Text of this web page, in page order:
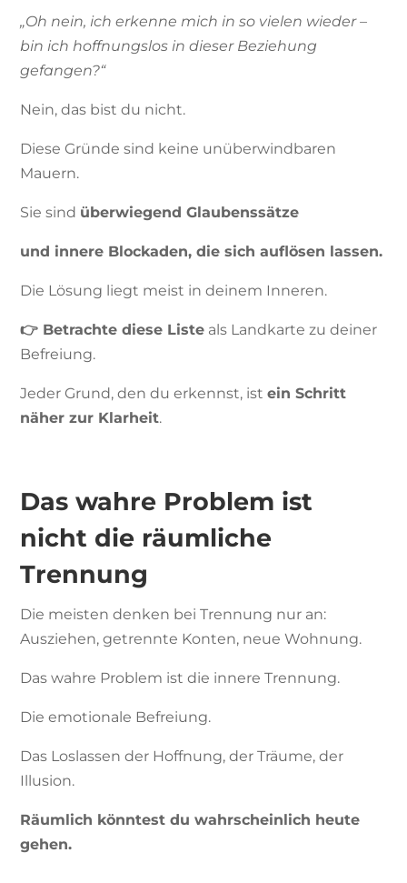
„Oh nein, ich erkenne mich in so vielen wieder –
bin ich hoffnungslos in dieser Beziehung
gefangen?“
Nein, das bist du nicht.
Diese Gründe sind keine unüberwindbaren
Mauern.
Sie sind überwiegend Glaubenssätze
und innere Blockaden, die sich auflösen lassen.
Die Lösung liegt meist in deinem Inneren.
👉 Betrachte diese Liste als Landkarte zu deiner
Befreiung.
Jeder Grund, den du erkennst, istein Schritt
näher zur Klarheit.
Das wahre Problem ist
nicht die räumliche
Trennung
Die meisten denken bei Trennung nur an:
Ausziehen, getrennte Konten, neue Wohnung.
Das wahre Problem ist die innere Trennung.
Die emotionale Befreiung.
Das Loslassen der Hoffnung, der Träume, der
Illusion.
Räumlich könntest du wahrscheinlich heute
gehen.